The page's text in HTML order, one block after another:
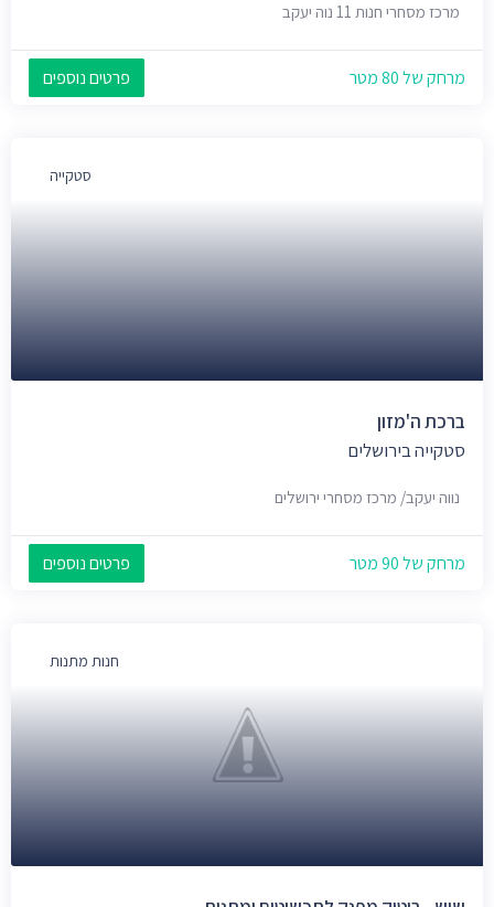
מרכז מסחרי חנות 11 נוה יעקב
מרחק של 80 מטר פרטים נוספים
סטקייה
ברכת ה'מזון
סטקייה בירושלים
נווה יעקב/ מרכז מסחרי ירושלים
מרחק של 90 מטר פרטים נוספים
חנות מתנות